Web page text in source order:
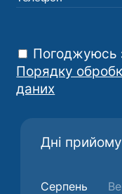
Дні
Серпень
Погоджуюсь
Порядку
даних